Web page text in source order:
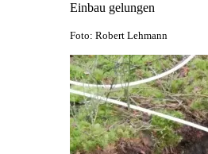
Einbau gelungen
Foto: Robert Lehmann